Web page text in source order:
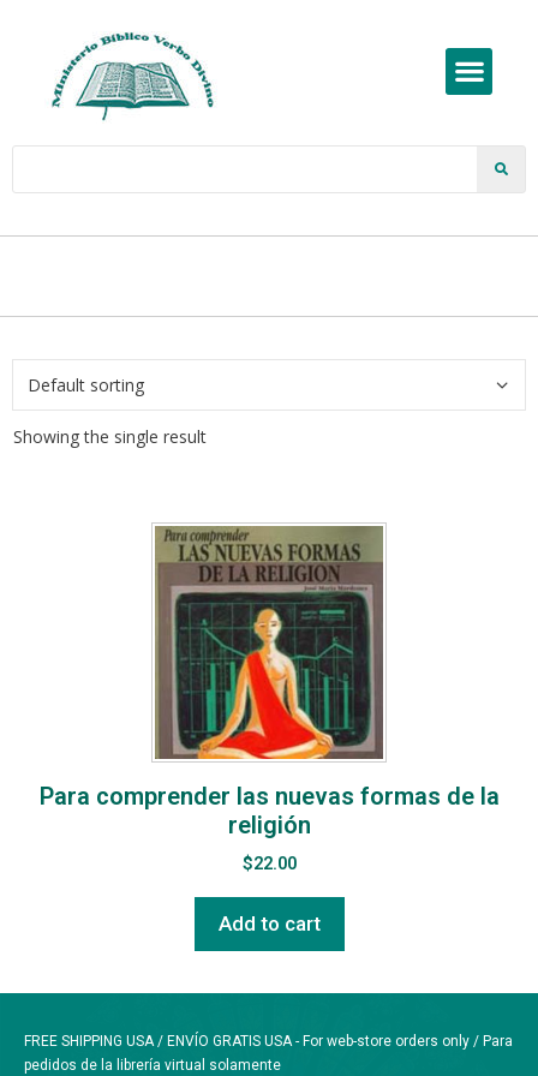
Showing the single result
Para comprender las nuevas formas de la
religión
$22.00
Add to cart
FREE SHIPPING USA / ENVÍO GRATIS USA - For web-store orders only / Para
pedidos de la librería virtual solamente